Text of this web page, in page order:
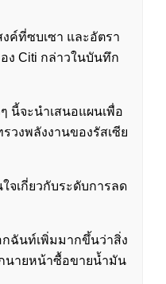
ค์ที่ซบเซา และอัตรา
ง Citi กล่าวในบันทึก
นี้จะนำเสนอแผนเพื่อ
วงพลังงานของรัสเซีย
จเกี่ยวกับระดับการลด
กฉันท์เพิ่มมากขึ้นว่าสิ่ง
นายหน้าซื้อขายน้ำมัน